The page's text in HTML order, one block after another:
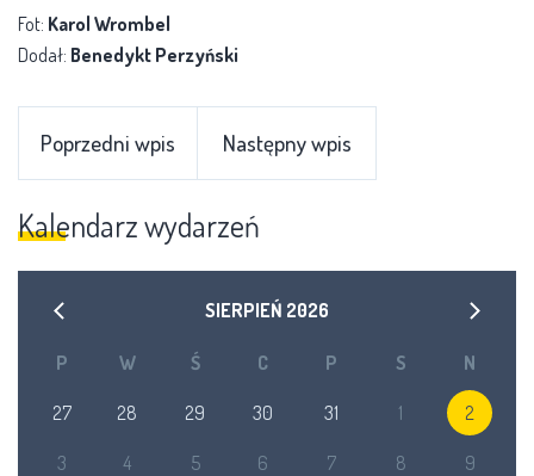
Fot: Karol Wrombel
Dodał: Benedykt Perzyński
Poprzedni wpis Następny wpis
Kalendarz wydarzeń
SIERPIEŃ 2026
P W Ś C P S N
27 28 29 30 31 1 2
3 4 5 6 7 8 9